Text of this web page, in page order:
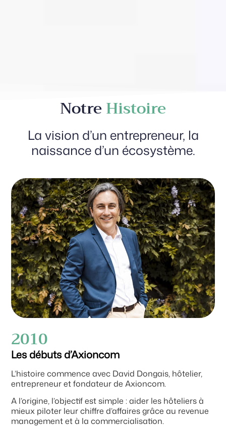
NotreHistoire
La vision d’un entrepreneur, la
naissance d’un écosystème.
2010
Les débuts d’Axioncom
L’histoire commence avec David Dongais, hôtelier,
entrepreneur et fondateur de Axioncom.
A l’origine, l’objectif est simple : aider les hôteliers à
mieux piloter leur chiffre d’affaires grâce au revenue
management et à la commercialisation.